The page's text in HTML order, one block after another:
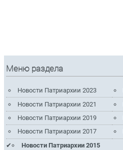
Меню раздела
Новости Патриархии 2023
Новости Патриархии 2021
Новости Патриархии 2019
Новости Патриархии 2017
Новости Патриархии 2015